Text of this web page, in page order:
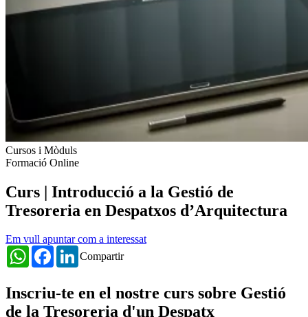
Cursos i Mòduls
Formació Online
Curs | Introducció a la Gestió de
Tresoreria en Despatxos d’Arquitectura
Em vull apuntar com a interessat
Compartir
WhatsAppFacebookLinkedIn
Inscriu-te en el nostre curs sobre Gestió
de la Tresoreria d'un Despatx